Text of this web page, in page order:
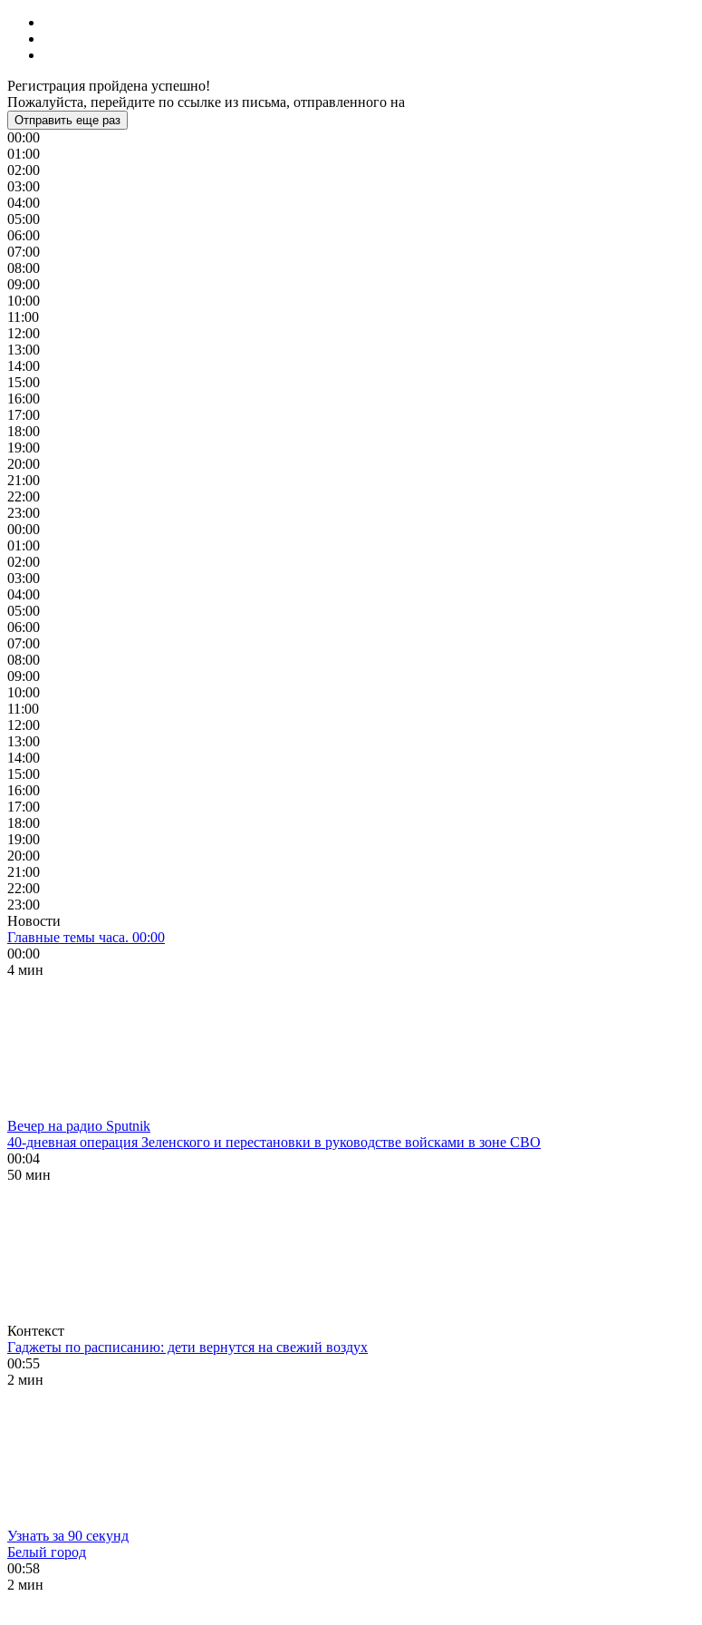
Регистрация пройдена успешно!
Пожалуйста, перейдите по ссылке из письма, отправленного на
Отправить еще раз
00:00
01:00
02:00
03:00
04:00
05:00
06:00
07:00
08:00
09:00
10:00
11:00
12:00
13:00
14:00
15:00
16:00
17:00
18:00
19:00
20:00
21:00
22:00
23:00
00:00
01:00
02:00
03:00
04:00
05:00
06:00
07:00
08:00
09:00
10:00
11:00
12:00
13:00
14:00
15:00
16:00
17:00
18:00
19:00
20:00
21:00
22:00
23:00
Новости
Главные темы часа. 00:00
00:00
4 мин
Вечер на радио Sputnik
40-дневная операция Зеленского и перестановки в руководстве войсками в зоне СВО
00:04
50 мин
Контекст
Гаджеты по расписанию: дети вернутся на свежий воздух
00:55
2 мин
Узнать за 90 секунд
Белый город
00:58
2 мин